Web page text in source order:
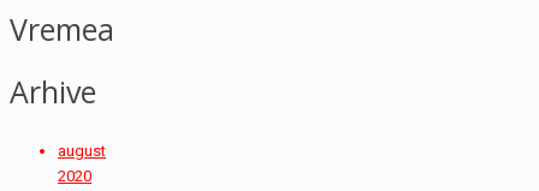
Vremea
Arhive
august
2020